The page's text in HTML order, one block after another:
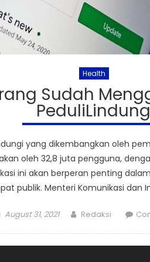
Health
Sudah
yang dikembangkan oleh
oleh 32,8 juta pengguna,
ini akan berperan penting
publik. Menteri Komunikasi
Posted
August 31, 2021 Author
Redaksi